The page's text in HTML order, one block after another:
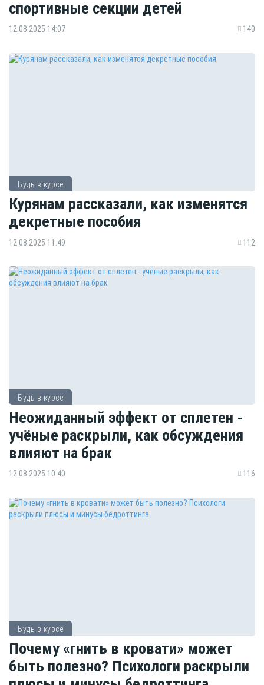
спортивные секции детей
12.08.2025 14:07 140
Будь в курсе
Курянам рассказали, как изменятся
декретные пособия
12.08.2025 11:49 112
Будь в курсе
Неожиданный эффект от сплетен -
учёные раскрыли, как обсуждения
влияют на брак
12.08.2025 10:40 116
Будь в курсе
Почему «гнить в кровати» может
быть полезно? Психологи раскрыли